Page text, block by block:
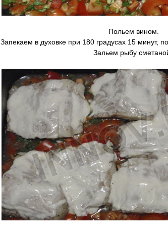
Польем вином.
Запекаем в духовке при 180 градусах 15 минут,
Зальем рыбу